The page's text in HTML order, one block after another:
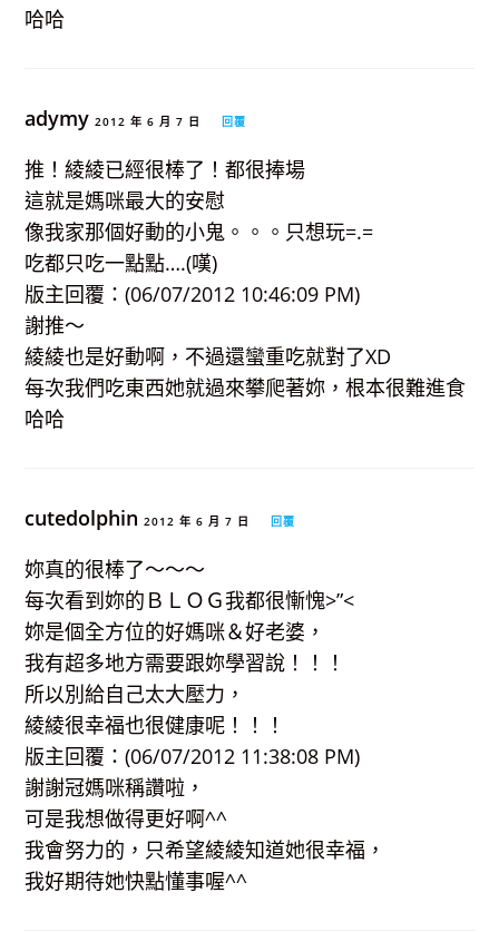
哈哈
adymy2012 年 6 月 7 日 回覆
推！綾綾已經很棒了！都很捧場
這就是媽咪最大的安慰
像我家那個好動的小鬼。。。只想玩=.=
吃都只吃一點點….(嘆)
版主回覆：(06/07/2012 10:46:09 PM)
謝推～
綾綾也是好動啊，不過還蠻重吃就對了XD
每次我們吃東西她就過來攀爬著妳，根本很難進食
哈哈
cutedolphin2012 年 6 月 7 日 回覆
妳真的很棒了～～～
每次看到妳的ＢＬＯＧ我都很慚愧>”<
妳是個全方位的好媽咪＆好老婆，
我有超多地方需要跟妳學習說！！！
所以別給自己太大壓力，
綾綾很幸福也很健康呢！！！
版主回覆：(06/07/2012 11:38:08 PM)
謝謝冠媽咪稱讚啦，
可是我想做得更好啊^^
我會努力的，只希望綾綾知道她很幸福，
我好期待她快點懂事喔^^